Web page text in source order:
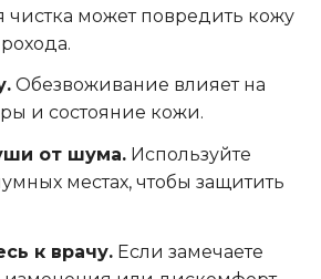
чистка может повредить кожу
Обезвоживание влияет на
и состояние кожи.
от шума. Используйте
местах, чтобы защитить
к врачу. Если замечаете